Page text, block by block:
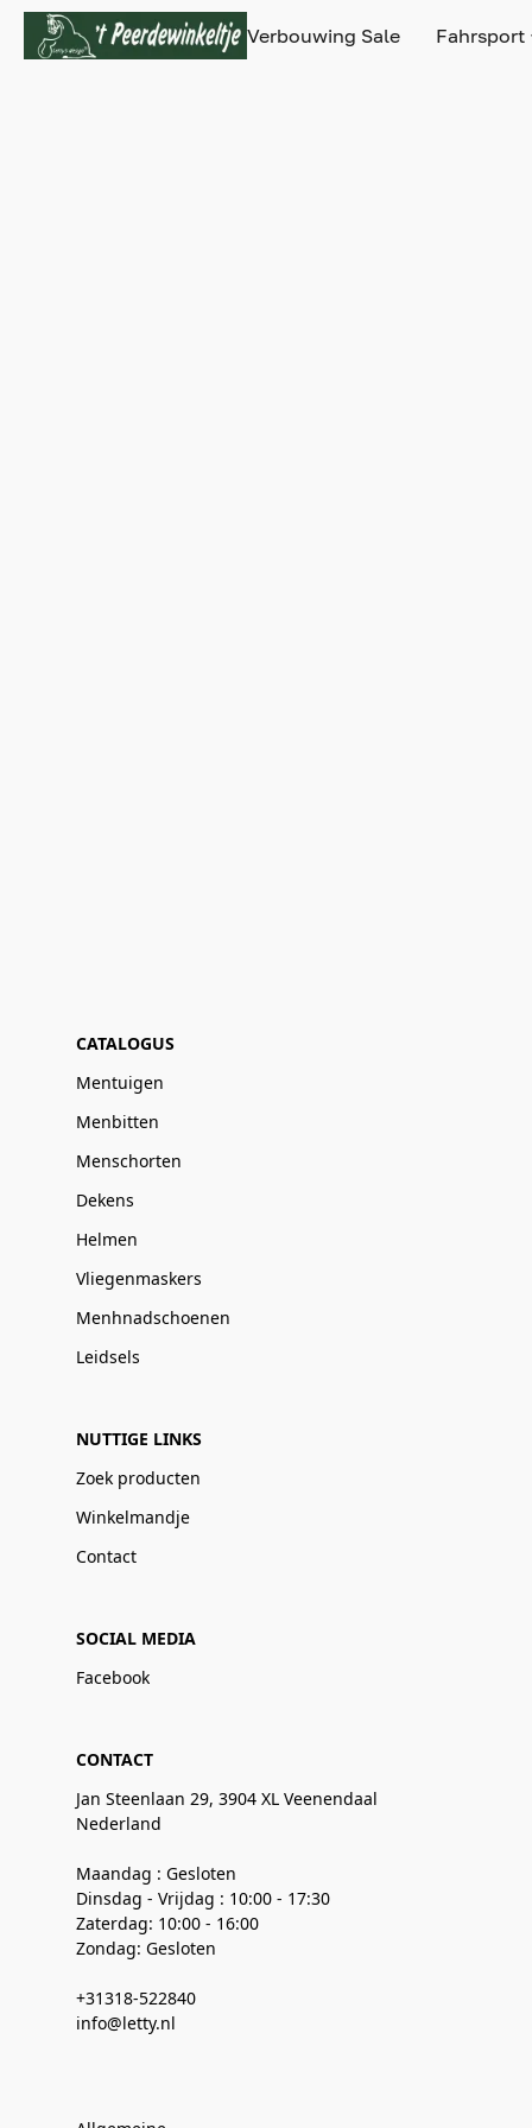
Verbouwing Sale Fahrsport
CATALOGUS
Mentuigen
Menbitten
Menschorten
Dekens
Helmen
Vliegenmaskers
Menhnadschoenen
Leidsels
NUTTIGE LINKS
Zoek producten
Winkelmandje
Contact
SOCIAL MEDIA
Facebook
CONTACT
Jan Steenlaan 29, 3904 XL Veenendaal
Nederland
Maandag : Gesloten
Dinsdag - Vrijdag : 10:00 - 17:30
Zaterdag: 10:00 - 16:00
Zondag: Gesloten
+31318-522840
info@letty.nl